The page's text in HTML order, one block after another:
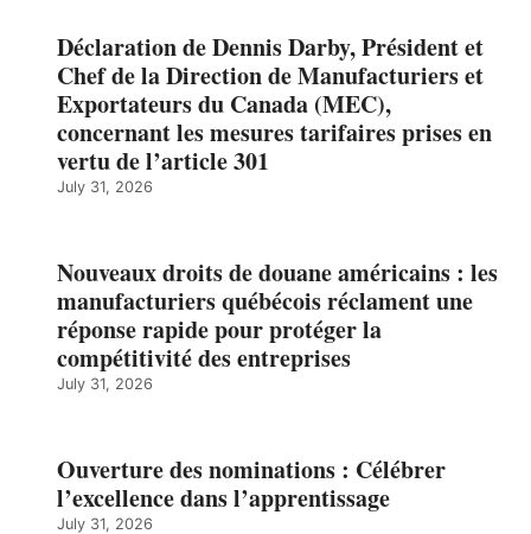
Déclaration de Dennis Darby, Président et
Chef de la Direction de Manufacturiers et
Exportateurs du Canada (MEC),
concernant les mesures tarifaires prises en
vertu de l’article 301
July 31, 2026
Nouveaux droits de douane américains : les
manufacturiers québécois réclament une
réponse rapide pour protéger la
compétitivité des entreprises
July 31, 2026
Ouverture des nominations : Célébrer
l’excellence dans l’apprentissage
July 31, 2026